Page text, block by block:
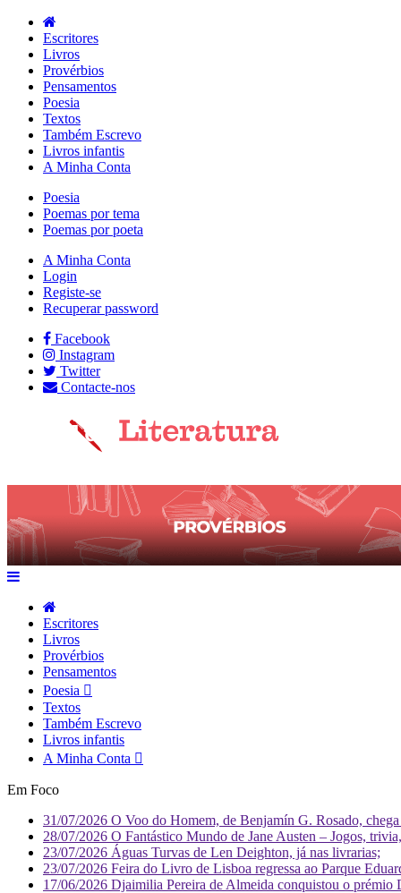
Escritores
Livros
Provérbios
Pensamentos
Poesia
Textos
Também Escrevo
Livros infantis
A Minha Conta
Poesia
Poemas por tema
Poemas por poeta
A Minha Conta
Login
Registe-se
Recuperar password
Facebook
Instagram
Twitter
Contacte-nos
Escritores
Livros
Provérbios
Pensamentos
Poesia
Textos
Também Escrevo
Livros infantis
A Minha Conta
Em Foco
31/07/2026 O Voo do Homem, de Benjamín G. Rosado,
28/07/2026 O Fantástico Mundo de Jane Austen – Jogos,
23/07/2026 Águas Turvas de Len Deighton, já nas livrarias;
23/07/2026 Feira do Livro de Lisboa regressa ao Parque
17/06/2026 Djaimilia Pereira de Almeida conquistou o